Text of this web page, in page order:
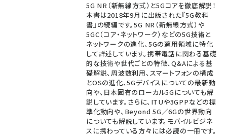
5G NR（新無線方式）と5Gコアを徹底解説！
本書は2018年9月に出版された『5G教科
書』の続編です。5G NR（新無線方式）や
5GC（コア・ネットワーク）などの5G技術と
ネットワークの進化、5Gの適用領域に特化
して詳述しています。携帯電話に関わる基礎
的な技術や世代ごとの特徴、Q&Aによる基
礎解説、周波数利用、スマートフォンの構成
とOSの進化、5Gデバイスについての最新動
向や、日本固有のローカル5Gについても解
説しています。さらに、ITUや3GPPなどの標
準化動向や、Beyond 5G／6Gの世界動向
についても解説しています。モバイルビジネ
スに携わっている方々には必読の一冊です。